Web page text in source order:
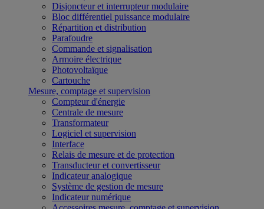
Disjoncteur et interrupteur modulaire
Bloc différentiel puissance modulaire
Répartition et distribution
Parafoudre
Commande et signalisation
Armoire électrique
Photovoltaïque
Cartouche
Mesure, comptage et supervision
Compteur d'énergie
Centrale de mesure
Transformateur
Logiciel et supervision
Interface
Relais de mesure et de protection
Transducteur et convertisseur
Indicateur analogique
Système de gestion de mesure
Indicateur numérique